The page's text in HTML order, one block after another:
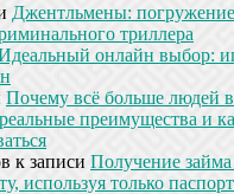
Джентльмены:
триллера
онлайн выбор:
Почему всё больше людей
преимущества и
к записи Получение займа
используя только